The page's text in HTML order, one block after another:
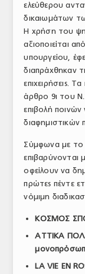
ΥΠΗΡΕΣΙΕΣ
ΕΜΠΟΡΙΚΟΙ
ΝΟΜΟΘΕΣΙΑ
ΕΛΛΗΝΙΚΗ
ΕΥΡΩΠΑΪΚΗ
ΤΟ ΠΕΡΙΟΔΙΚΟ
Profile
ΑΡΧΕΙΟ ΤΕΥΧΩΝ
ΣΥΝΕΔΡΙΟ ΚΡΕΑΤΟΣ
ελεύθερου
δικαιωμάτων
Η χρήση του
αξιοποιείται
υπουργείου,
διαπράχθηκαν
επιχειρήσεις.
άρθρο 9ι του
επιβολή ποινών
διαφημιστικών
Σύμφωνα με το
οφείλουν να
πρώτες πέντε
νόμιμη
ΚΟΣΜΟΣ
ΑΤΤΙΚΑ
LA VIE EN